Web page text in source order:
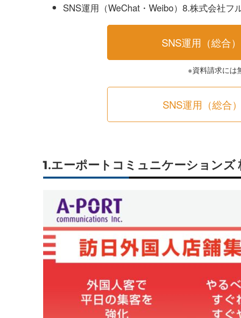
SNS運用（WeChat・Weibo）8.株式会社フ
SNS運用（総合
※資料請求には
SNS運用（総合
1.エーポートコミュニケーションズ